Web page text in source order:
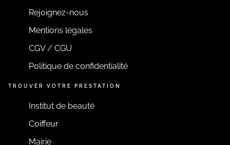
Rejoignez-nous
Mentions légales
CGV / CGU
Politique de confidentialité
TROUVER VOTRE PRESTATION
Institut de beauté
Coiffeur
Mairie